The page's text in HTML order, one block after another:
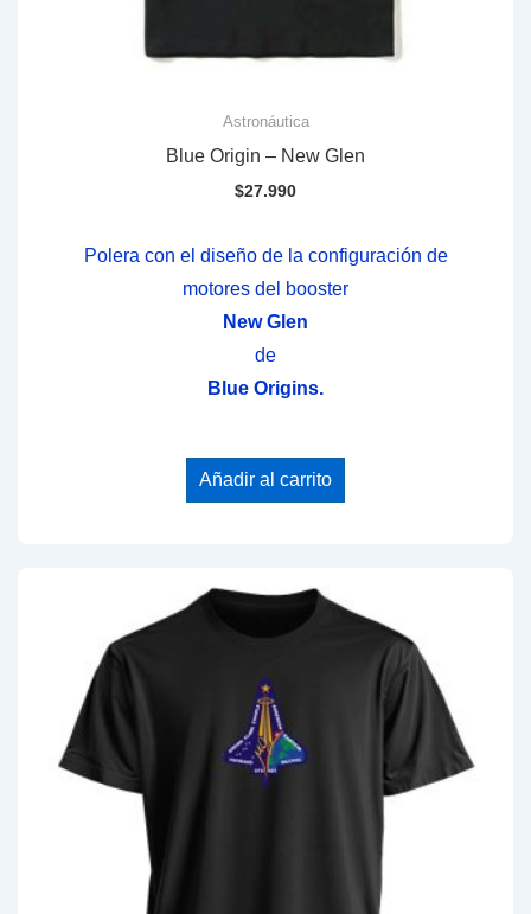
Astronáutica
Blue Origin – New Glen
$27.990
Polera con el diseño de la configuración de
motores del booster
New Glen
de
Blue Origins.
Añadir al carrito